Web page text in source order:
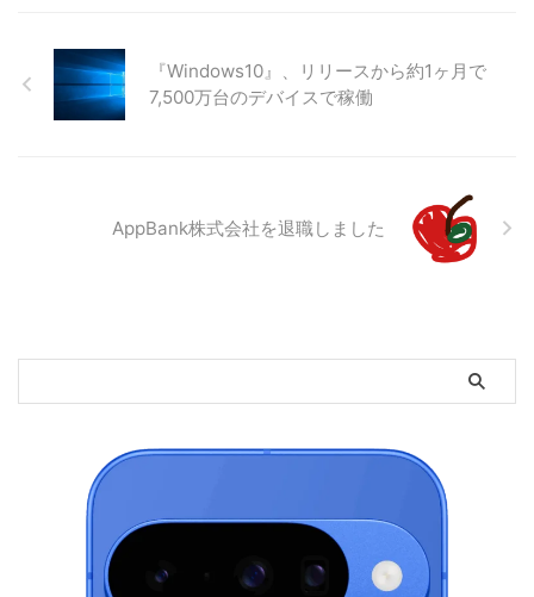
『Windows10』、リリースから約1ヶ月で
7,500万台のデバイスで稼働
AppBank株式会社を退職しました